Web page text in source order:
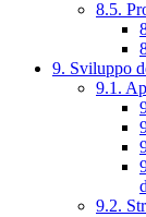
8.5.
9. Sviluppo
9.1.
9.2.